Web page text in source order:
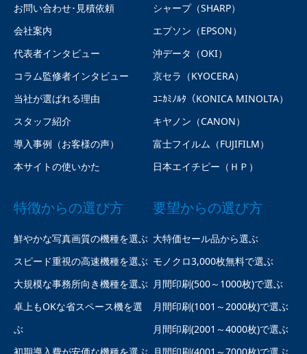
お問い合わせ･見積依頼
会社案内
代表者インタビュー
コラム監修者インタビュー
当社が選ばれる理由
スタッフ紹介
導入事例（お客様の声）
本サイトの使いかた
シャープ（SHARP）
エプソン（EPSON）
沖データ（OKI）
京セラ（KYOCERA）
ｺﾆｶﾐﾉﾙﾀ（KONICA MINOLTA）
キヤノン（CANON）
富士フイルム（FUJIFILM）
日本エイチピー（ＨＰ）
特徴からの選び方
鮮やかな写真画質の機種を選ぶ
スピード重視の高速機種を選ぶ
大規模な事務所向き機種を選ぶ
卓上もOKな省スペース機を選
ぶ
要望からの選び方
大特価セール品から選ぶ
モノクロ3,000枚無料で選ぶ
月間印刷(500～1000枚)で選ぶ
月間印刷(1001～2000枚)で選ぶ
月間印刷(2001～4000枚)で選ぶ